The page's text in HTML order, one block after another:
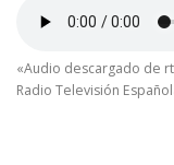
INICIAR SESIÓN
«Audio descargado de
Radio Televisión